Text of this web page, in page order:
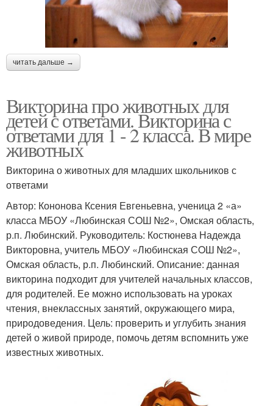
читать дальше →
Викторина про животных для
детей с ответами. Викторина с
ответами для 1 - 2 класса. В мире
животных
Викторина о животных для младших школьников с
ответами
Автор: Кононова Ксения Евгеньевна, ученица 2 «а»
класса МБОУ «Любинская СOШ №2», Омская область,
р.п. Любинский. Руководитель: Костюнева Надежда
Викторовна, учитель МБОУ «Любинская СOШ №2»,
Омская область, р.п. Любинский. Описание: данная
викторина подходит для учителей начальных классов,
для родителей. Ее можно использовать на уроках
чтения, внеклассных занятий, окружающего мира,
природоведения. Цель: проверить и углубить знания
детей о живой природе, помочь детям вспомнить уже
известных животных.